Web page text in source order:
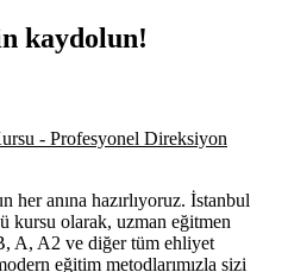
kaydolun!
her anına hazırlıyoruz. İstanbul
kursu olarak, uzman eğitmen
A, A2 ve diğer tüm ehliyet
eğitim metodlarımızla sizi